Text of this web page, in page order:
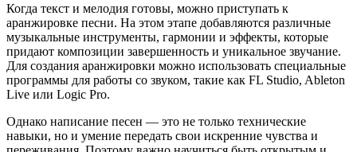
Когда текст и мелодия готовы, можно приступать к
аранжировке песни. На этом этапе добавляются различные
музыкальные инструменты, гармонии и эффекты, которые
придают композиции завершенность и уникальное звучание.
Для создания аранжировки можно использовать специальные
программы для работы со звуком, такие как FL Studio, Ableton
Live или Logic Pro.
Однако написание песен — это не только технические
навыки, но и умение передать свои искренние чувства и